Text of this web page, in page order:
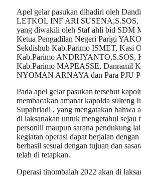
Apel gelar pasukan dihadiri oleh
LETKOL INF ARI SUSENA,S.SOS,
yang diwakili oleh Staf ahli bid SDM
Ketua Pengadilan Negeri Parigi
Sekdishub Kab.Parimo ISMET, Kasi
Kab.Parimo ANDRIYANTO,S.SOS,
Kab.Parimo MAPEASSE, Danramil
NYOMAN ARNAYA dan Para PJU
Pada apel gelar pasukan tersebut
membacakan amanat kapolda sulteng
Supahriadi , yang mengatakan bahwa
di laksanakan untuk mengetahui sejau
personlil maupun sarana pendukung
kegiatan operasi dapat berjalan
berhasil sesuai dengan tujuan dan
telah di tetapkan.
Operasi tinombalah 2022 akan di